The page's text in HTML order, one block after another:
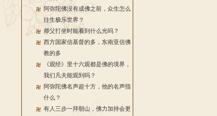
阿弥陀佛没有成佛之前，众生怎么
往生极乐世界？
师父打坐时能看到什么光吗？
西方国家信基督的多，东南亚信佛
教的多
《观经》里十六观都是佛的境界，
我们凡夫能观到吗？
阿弥陀佛名声超十方，他的名声指
什么？
有人三步一拜朝山，佛力加持会更